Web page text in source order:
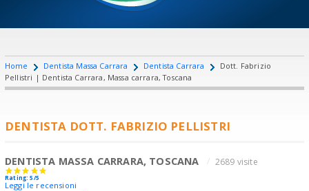
Home Dentista Massa Carrara Dentista Carrara
Dott. Fabrizio
Pellistri | Dentista Carrara, Massa carrara, Toscana
DENTISTA DOTT. FABRIZIO PELLISTRI
DENTISTA MASSA CARRARA, TOSCANA 2689 visite
Rating: 5/5
Leggi le recensioni